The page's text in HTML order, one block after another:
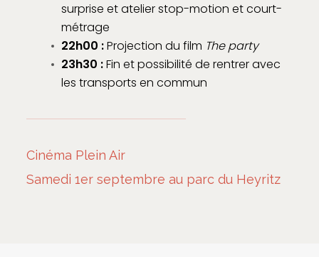
surprise et atelier stop-motion et court-
métrage
22h00 :Projection du film The party
23h30 :Fin et possibilité de rentrer avec
les transports en commun
Cinéma Plein Air
Samedi 1er septembre au parc du Heyritz